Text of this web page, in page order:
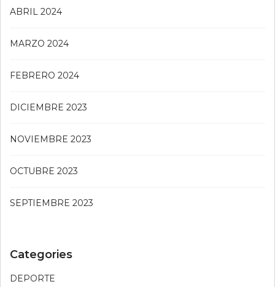
ABRIL 2024
MARZO 2024
FEBRERO 2024
DICIEMBRE 2023
NOVIEMBRE 2023
OCTUBRE 2023
SEPTIEMBRE 2023
Categories
DEPORTE